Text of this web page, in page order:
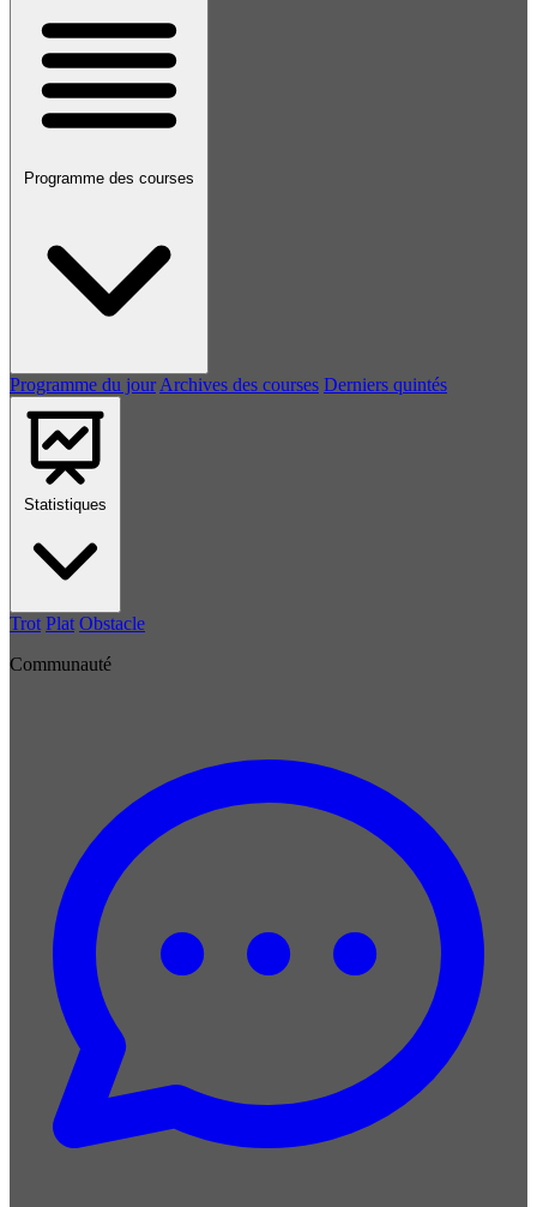
Programme des courses
Programme du jour Archives des courses Derniers quintés
Statistiques
Trot Plat Obstacle
Communauté